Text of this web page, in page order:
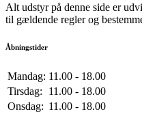
Alt udstyr på denne side er
til gældende regler og
Åbningstider
Mandag: 11.00 - 18.00
Tirsdag:
11.00 - 18.00
Onsdag: 11.00 - 18.00